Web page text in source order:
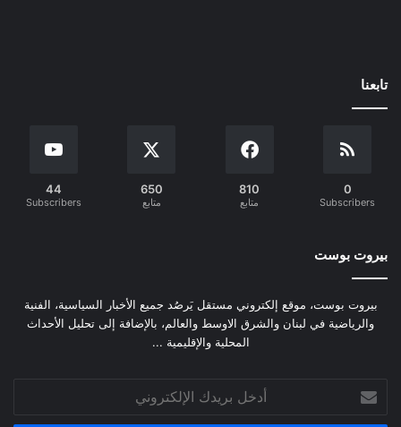
تابعنا
0
Subscribers
810
متابع
650
متابع
44
Subscribers
بيروت بوست
بيروت بوست، موقع إلكتروني مستقل يَرصُد جميع الأخبار السياسية، الفنية
والرياضية في لبنان والشرق الاوسط والعالم، بالإضافة إلى تحليل الأحداث
المحلية والإقليمية ...
بريدك
الإلكتروني